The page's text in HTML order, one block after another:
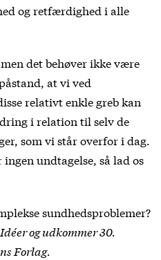
og retfærdighed i alle
det behøver ikke være
at vi ved
relativt enkle greb kan
i relation til selv de
som vi står overfor i dag.
undtagelse, så lad os
sundhedsproblemer?
og udkommer 30.
Forlag.